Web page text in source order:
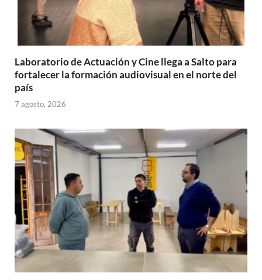
Laboratorio de Actuación y Cine llega a Salto para
fortalecer la formación audiovisual en el norte del
país
7 agosto, 2026